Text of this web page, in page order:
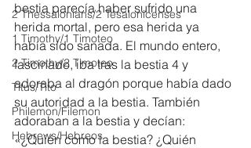
2 Thessalonians/2 Tesalonicenses
1 Timothy/1 Timoteo
2 Timothy/2 Timoteo
Titus/Tito
Philemon/Filemon
Hebrews/Hebreos
bestia parecía haber sufrido una
herida mortal, pero esa herida ya
había sido sanada. El mundo entero,
fascinado, iba tras la bestia 4 y
adoraba al dragón porque había dado
su autoridad a la bestia. También
adoraban a la bestia y decían:
«¿Quién como la bestia? ¿Quién